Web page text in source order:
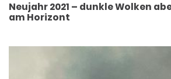
Neujahr 2021 – dunkle Wolken
am Horizont